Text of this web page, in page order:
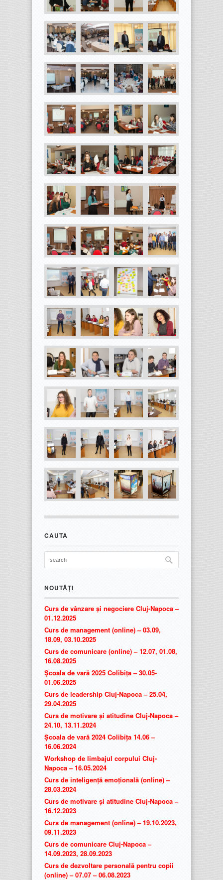
CAUTA
NOUTĂȚI
Curs de vânzare și negociere Cluj-Napoca –
01.12.2025
Curs de management (online) – 03.09,
18.09, 03.10.2025
Curs de comunicare (online) – 12.07, 01.08,
16.08.2025
Școala de vară 2025 Colibița – 30.05-
01.06.2025
Curs de leadership Cluj-Napoca – 25.04,
29.04.2025
Curs de motivare și atitudine Cluj-Napoca –
24.10, 13.11.2024
Școala de vară 2024 Colibița 14.06 –
16.06.2024
Workshop de limbajul corpului Cluj-
Napoca – 16.05.2024
Curs de inteligență emoțională (online) –
28.03.2024
Curs de motivare și atitudine Cluj-Napoca –
16.12.2023
Curs de management (online) – 19.10.2023,
09.11.2023
Curs de comunicare Cluj-Napoca –
14.09.2023, 28.09.2023
Curs de dezvoltare personală pentru copii
(online) – 07.07 – 06.08.2023